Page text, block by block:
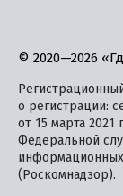
© 2020—2026
о регистрации:
от 15 марта 2021
Федеральной
(Роскомнадзор).